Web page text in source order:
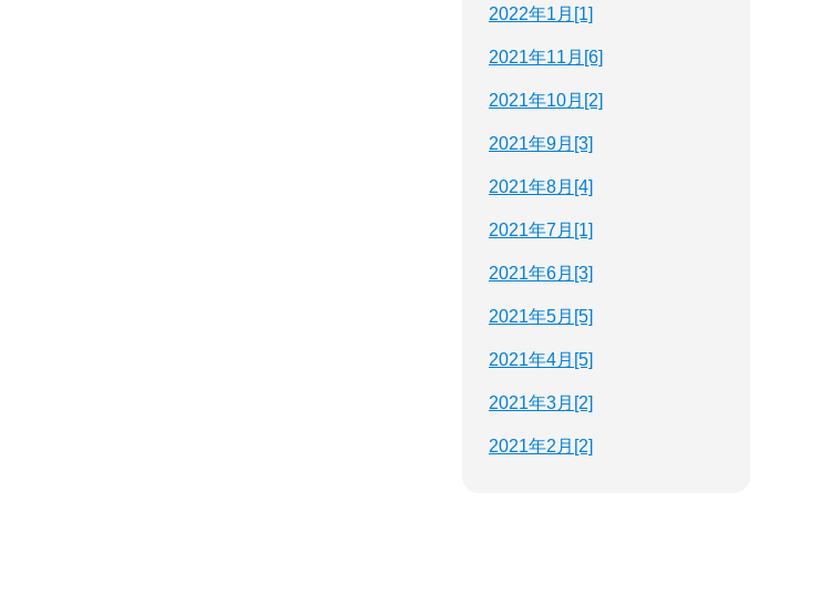
2022年1月[1]
2021年11月[6]
2021年10月[2]
2021年9月[3]
2021年8月[4]
2021年7月[1]
2021年6月[3]
2021年5月[5]
2021年4月[5]
2021年3月[2]
2021年2月[2]